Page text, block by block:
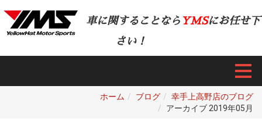
車に関することなら YMSにお任せ下
さい！
ホーム ブログ
幸手上高野店のブログ
アーカイブ 2019年05月